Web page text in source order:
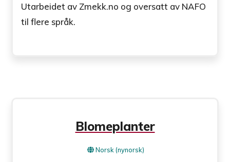
Utarbeidet av Zmekk.no og oversatt av NAFO
til flere språk.
Blomeplanter
Norsk (nynorsk)